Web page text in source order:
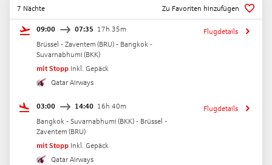
7 Nächte
Zu Favoriten hinzufügen
09:00 07:35 17h 35m
Brüssel - Zaventem (BRU) - Bangkok -
Suvarnabhumi (BKK)
mit Stopp Inkl. Gepäck
Qatar Airways
Flugdetails
03:00 14:40 16h 40m
Bangkok - Suvarnabhumi (BKK) - Brüssel -
Zaventem (BRU)
mit Stopp Inkl. Gepäck
Qatar Airways
Flugdetails